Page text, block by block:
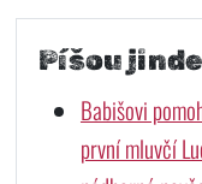
Píšou
Babišovi
první mluvčí